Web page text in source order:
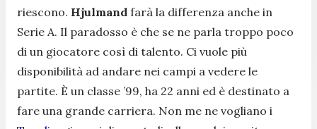
riescono. Hjulmand farà la differenza anche in
Serie A. Il paradosso è che se ne parla troppo poco
di un giocatore così di talento. Ci vuole più
disponibilità ad andare nei campi a vedere le
partite. È un classe ’99, ha 22 anni ed è destinato a
fare una grande carriera. Non me ne vogliano i